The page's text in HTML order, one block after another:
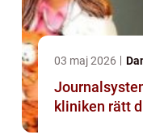
03 maj 2026
Journalsystem
kliniken rätt